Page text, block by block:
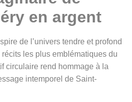
en argent
de l’univers tendre et profond
récits les plus emblématiques du
circulaire rend hommage à la
intemporel de Saint-